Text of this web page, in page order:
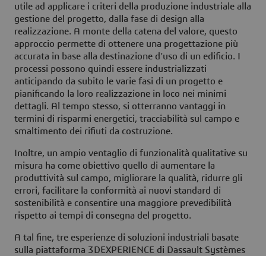
utile ad applicare i criteri della produzione industriale alla
gestione del progetto, dalla fase di design alla
realizzazione. A monte della catena del valore, questo
approccio permette di ottenere una progettazione più
accurata in base alla destinazione d’uso di un edificio. I
processi possono quindi essere industrializzati
anticipando da subito le varie fasi di un progetto e
pianificando la loro realizzazione in loco nei minimi
dettagli. Al tempo stesso, si otterranno vantaggi in
termini di risparmi energetici, tracciabilità sul campo e
smaltimento dei rifiuti da costruzione.
Inoltre, un ampio ventaglio di funzionalità qualitative su
misura ha come obiettivo quello di aumentare la
produttività sul campo, migliorare la qualità, ridurre gli
errori, facilitare la conformità ai nuovi standard di
sostenibilità e consentire una maggiore prevedibilità
rispetto ai tempi di consegna del progetto.
A tal fine, tre esperienze di soluzioni industriali basate
sulla piattaforma 3DEXPERIENCE di Dassault Systèmes